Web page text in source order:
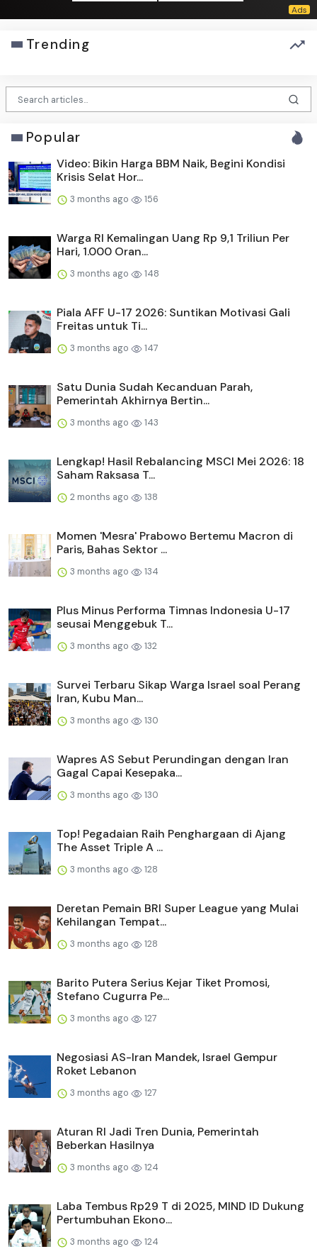
Trending
Popular
Video: Bikin Harga BBM Naik, Begini Kondisi
Krisis Selat Hor...
3 months ago 156
Warga RI Kemalingan Uang Rp 9,1 Triliun Per
Hari, 1.000 Oran...
3 months ago 148
Piala AFF U-17 2026: Suntikan Motivasi Gali
Freitas untuk Ti...
3 months ago 147
Satu Dunia Sudah Kecanduan Parah,
Pemerintah Akhirnya Bertin...
3 months ago 143
Lengkap! Hasil Rebalancing MSCI Mei 2026: 18
Saham Raksasa T...
2 months ago 138
Momen 'Mesra' Prabowo Bertemu Macron di
Paris, Bahas Sektor ...
3 months ago 134
Plus Minus Performa Timnas Indonesia U-17
seusai Menggebuk T...
3 months ago 132
Survei Terbaru Sikap Warga Israel soal Perang
Iran, Kubu Man...
3 months ago 130
Wapres AS Sebut Perundingan dengan Iran
Gagal Capai Kesepaka...
3 months ago 130
Top! Pegadaian Raih Penghargaan di Ajang
The Asset Triple A ...
3 months ago 128
Deretan Pemain BRI Super League yang Mulai
Kehilangan Tempat...
3 months ago 128
Barito Putera Serius Kejar Tiket Promosi,
Stefano Cugurra Pe...
3 months ago 127
Negosiasi AS-Iran Mandek, Israel Gempur
Roket Lebanon
3 months ago 127
Aturan RI Jadi Tren Dunia, Pemerintah
Beberkan Hasilnya
3 months ago 124
Laba Tembus Rp29 T di 2025, MIND ID Dukung
Pertumbuhan Ekono...
3 months ago 124